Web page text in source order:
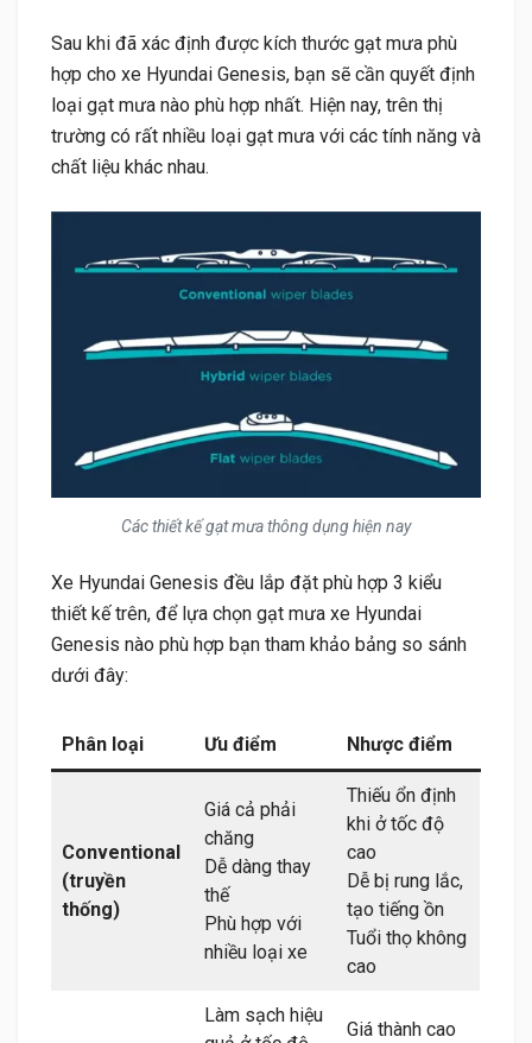
Sau khi đã xác định được kích thước gạt mưa phù
hợp cho xe Hyundai Genesis, bạn sẽ cần quyết định
loại gạt mưa nào phù hợp nhất. Hiện nay, trên thị
trường có rất nhiều loại gạt mưa với các tính năng và
chất liệu khác nhau.
Các thiết kế gạt mưa thông dụng hiện nay
Xe Hyundai Genesis đều lắp đặt phù hợp 3 kiểu
thiết kế trên, để lựa chọn gạt mưa xe Hyundai
Genesis nào phù hợp bạn tham khảo bảng so sánh
dưới đây:
Phân loại Ưu điểm Nhược điểm
Conventional
(truyền
thống)
Giá cả phải
chăng
Dễ dàng thay
thế
Phù hợp với
nhiều loại xe
Thiếu ổn định
khi ở tốc độ
cao
Dễ bị rung lắc,
tạo tiếng ồn
Tuổi thọ không
cao
Làm sạch hiệu
Giá thành cao